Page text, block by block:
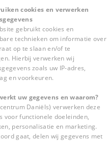
Daniëls
4
NL Vlodrop
534298
cookies en verwerken
gebruikt cookies en
technieken om informatie over
op te slaan en/of te
Hierbij verwerken wij
zoals uw IP-adres,
en voorkeuren.
uw gegevens en waarom?
Daniëls) verwerken deze
voor functionele doeleinden,
personalisatie en marketing.
gaat, delen wij gegevens met